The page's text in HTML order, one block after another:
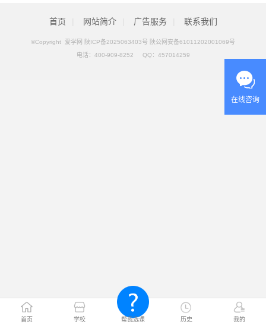
首页 学校 帮我选课 历史 我的
首页 网站简介 广告服务 联系我们
©Copyright 爱学网
陕ICP备2025063403号 陕公网安备61011202001069号
电话： 400-909-8252 QQ： 457014259
在线咨询